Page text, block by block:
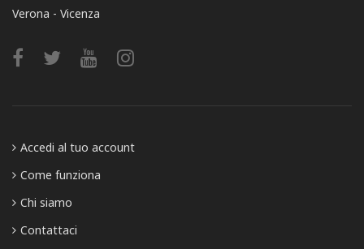
Verona
Vicenza
Accedi al tuo account
Come funziona
Chi siamo
Contattaci